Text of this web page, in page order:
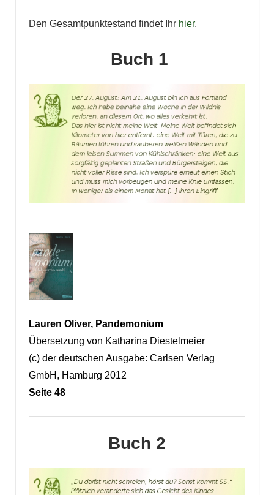
Den Gesamtpunktestand findet Ihr hier.
Buch 1
Lauren Oliver, Pandemonium
Übersetzung von Katharina Diestelmeier
(c) der deutschen Ausgabe: Carlsen Verlag
GmbH, Hamburg 2012
Seite 48
Buch 2